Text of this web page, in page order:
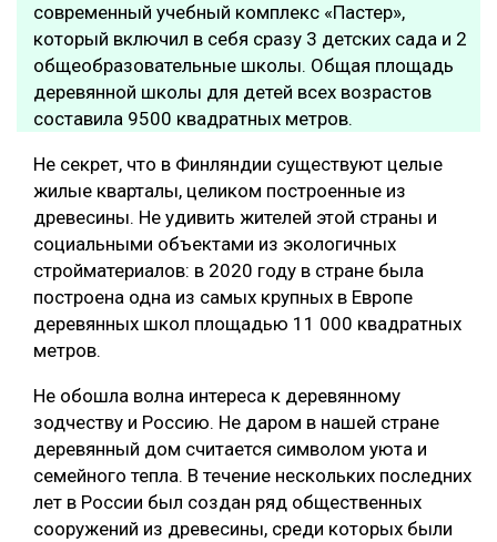
современный учебный комплекс «Пастер»,
который включил в себя сразу 3 детских сада и 2
общеобразовательные школы. Общая площадь
деревянной школы для детей всех возрастов
составила 9500 квадратных метров.
Не секрет, что в Финляндии существуют целые
жилые кварталы, целиком построенные из
древесины. Не удивить жителей этой страны и
социальными объектами из экологичных
стройматериалов: в 2020 году в стране была
построена одна из самых крупных в Европе
деревянных школ площадью 11 000 квадратных
метров.
Не обошла волна интереса к деревянному
зодчеству и Россию. Не даром в нашей стране
деревянный дом считается символом уюта и
семейного тепла. В течение нескольких последних
лет в России был создан ряд общественных
сооружений из древесины, среди которых были